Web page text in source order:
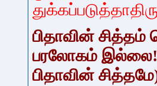
பிதாவின்
பரலோகம்
பிதாவின்